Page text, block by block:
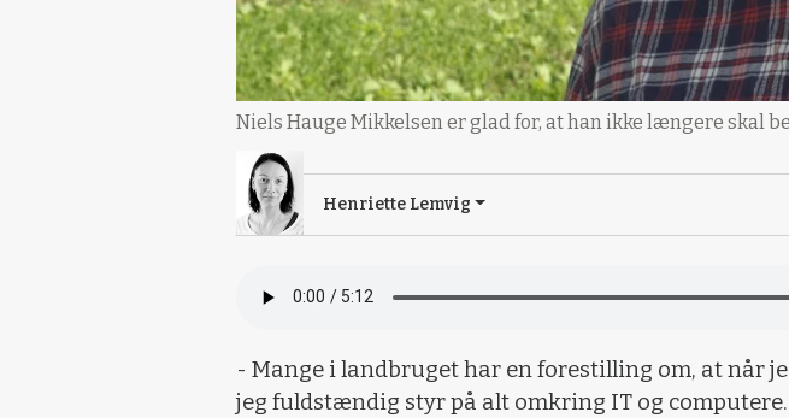
Niels Hauge Mikkelsen er glad for, at han ikke længere skal
Henriette Lemvig
- Mange i landbruget har en forestilling om, at når
jeg fuldstændig styr på alt omkring IT og